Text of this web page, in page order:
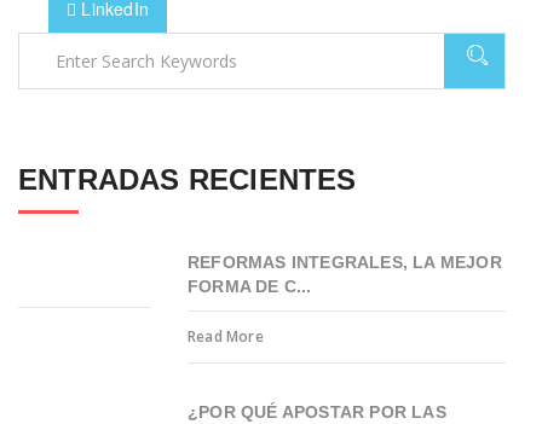
LinkedIn
ENTRADAS RECIENTES
REFORMAS INTEGRALES, LA MEJOR
FORMA DE C...
Read More
¿POR QUÉ APOSTAR POR LAS